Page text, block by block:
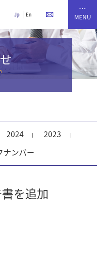
Jp En
2024
2023
ナンバー
を追加